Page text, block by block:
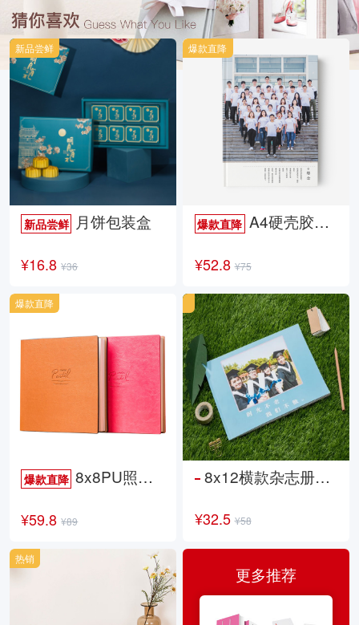
新品尝鲜 月饼包装盒
¥16.8 ¥36
新品尝鲜
爆款直降A4硬壳胶装照片书34p哑膜
¥52.8 ¥75
爆款直降
爆款直降 8x8PU照片书NewLife
¥59.8 ¥89
爆款直降
8x12横款杂志册26p
¥32.5 ¥58
热销
更多推荐